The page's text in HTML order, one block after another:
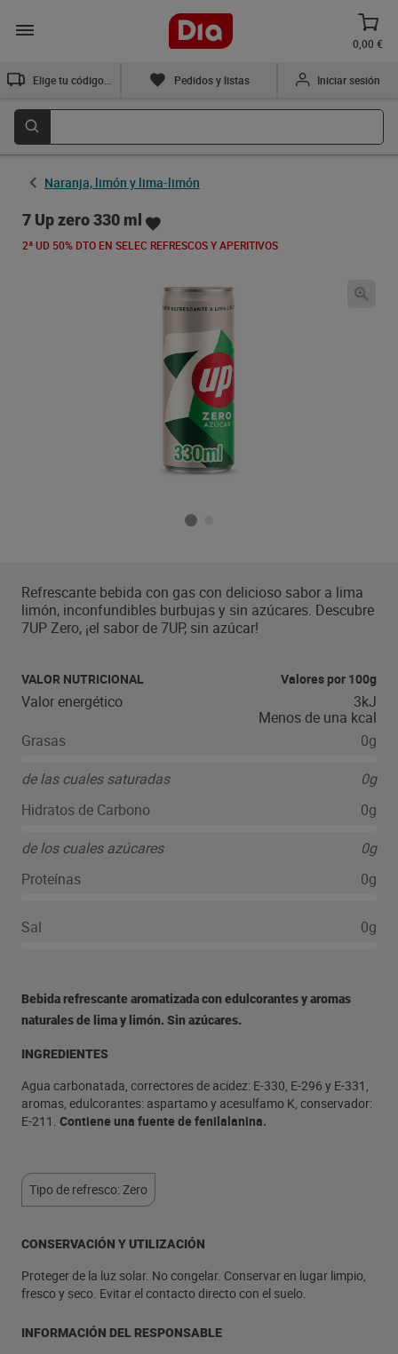
0,00 €
Pedidos y listas Iniciar sesión
Naranja, limón y lima-limón
7 Up zero 330 ml
2ª UD 50% DTO EN SELEC REFRESCOS Y APERITIVOS
Refrescante bebida con gas con delicioso sabor a lima
limón, inconfundibles burbujas y sin azúcares. Descubre
7UP Zero, ¡el sabor de 7UP, sin azúcar!
VALOR NUTRICIONAL Valores por 100g
Valor energético
3kJ
Menos de una kcal
Grasas
0g
de las cuales saturadas
0g
Hidratos de Carbono
0g
de los cuales azúcares
0g
Proteínas
0g
Sal 0g
Bebida refrescante aromatizada con edulcorantes y aromas
naturales de lima y limón. Sin azúcares.
INGREDIENTES
Agua carbonatada, correctores de acidez: E-330, E-296 y E-331,
aromas, edulcorantes: aspartamo y acesulfamo K, conservador:
E-211. Contiene una fuente de fenilalanina.
Tipo de refresco: Zero
CONSERVACIÓN Y UTILIZACIÓN
Proteger de la luz solar. No congelar. Conservar en lugar limpio,
fresco y seco. Evitar el contacto directo con el suelo.
INFORMACIÓN DEL RESPONSABLE